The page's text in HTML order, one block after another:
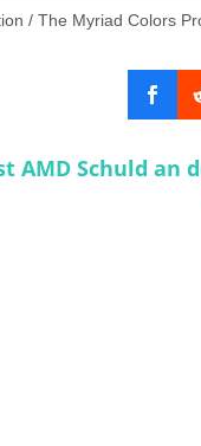
/ The Myriad Colors
AMD Schuld an